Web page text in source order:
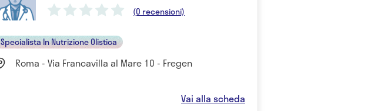
(0 recensioni)
Specialista In Nutrizione Olistica
Roma - Via Francavilla al Mare 10 - Fregen
Vai alla scheda